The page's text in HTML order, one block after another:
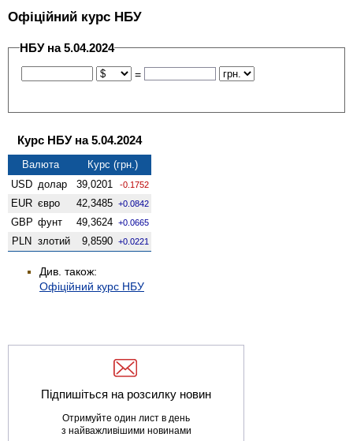
Офіційний курс НБУ
НБУ на 5.04.2024
=
Курс НБУ на 5.04.2024
Валюта
Курс (грн.)
USD долар 39,0201 -0.1752
EUR євро 42,3485 +0.0842
GBP фунт 49,3624 +0.0665
PLN злотий 9,8590 +0.0221
Див. також:
Офіційний курс НБУ
Підпишіться на розсилку новин
Отримуйте один лист в день
з найважливішими новинами